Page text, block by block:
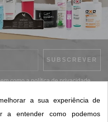
como apolítica de privacidade.
a sua experiência de
a entender como podemos